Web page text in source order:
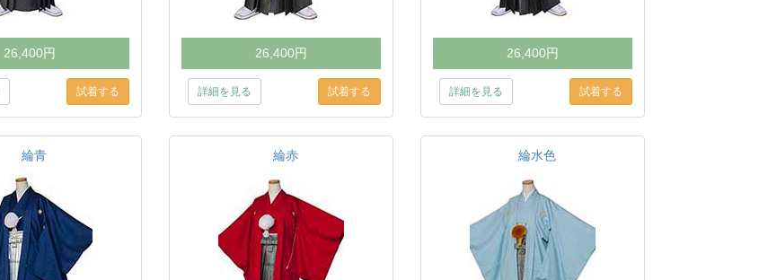
26,400円 26,400円
詳細を見る
26,400円
詳細を見る
綸青 綸赤 綸水色